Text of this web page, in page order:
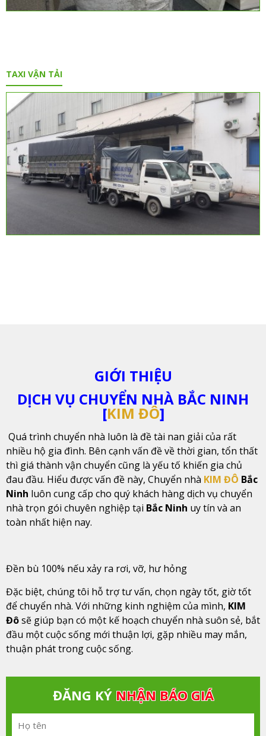
TAXI VẬN TẢI
GIỚI THIỆU
DỊCH VỤ CHUYỂN NHÀ BẮC NINH
[KIM ĐÔ]
Quá trình chuyển nhà luôn là đề tài nan giải của rất
nhiều hộ gia đình. Bên cạnh vấn đề về thời gian, tổn thất
thì giá thành vận chuyển cũng là yếu tố khiến gia chủ
đau đầu. Hiểu được vấn đề này, Chuyển nhà KIM ĐÔ Bắc
Ninh luôn cung cấp cho quý khách hàng dịch vụ chuyển
nhà trọn gói chuyên nghiệp tại Bắc Ninh uy tín và an
toàn nhất hiện nay.
Đền bù 100% nếu xảy ra rơi, vỡ, hư hỏng
Đặc biệt, chúng tôi hỗ trợ tư vấn, chọn ngày tốt, giờ tốt
để chuyển nhà. Với những kinh nghiệm của mình, KIM
Đôsẽ giúp bạn có một kế hoạch chuyển nhà suôn sẻ, bắt
đầu một cuộc sống mới thuận lợi, gặp nhiều may mắn,
thuận phát trong cuộc sống.
ĐĂNG KÝ NHẬN BÁO GIÁ